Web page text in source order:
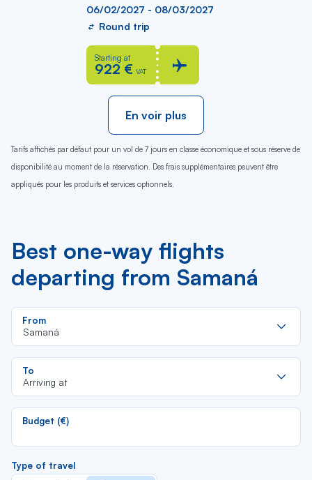
06/02/2027 - 08/03/2027
Round trip
Starting at
922 € VAT
En voir plus
Tarifs affichés par défaut pour un vol de 7 jours en classe économique et sous réserve de
disponibilité au moment de la réservation. Des frais supplémentaires peuvent être
appliqués pour les produits et services optionnels.
Best one-way flights
departing from Samaná
From
Samaná
To
Arriving at
Budget (€)
Type of travel